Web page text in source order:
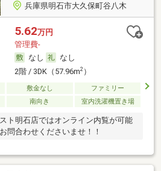
兵庫県明石市大久保町谷八木
5.62万円
管理費-
なし
なし
2階 / 3DK（57.96m2）
敷金なし
ファミリー
南向き 室内洗濯機置き場
ト明石店ではオンライン内覧が可能
問合わせくださいませ！！